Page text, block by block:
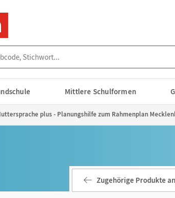
Mittlere Schulformen
plus - Planungshilfe zum Rahmenplan
Zugehörige Produkte